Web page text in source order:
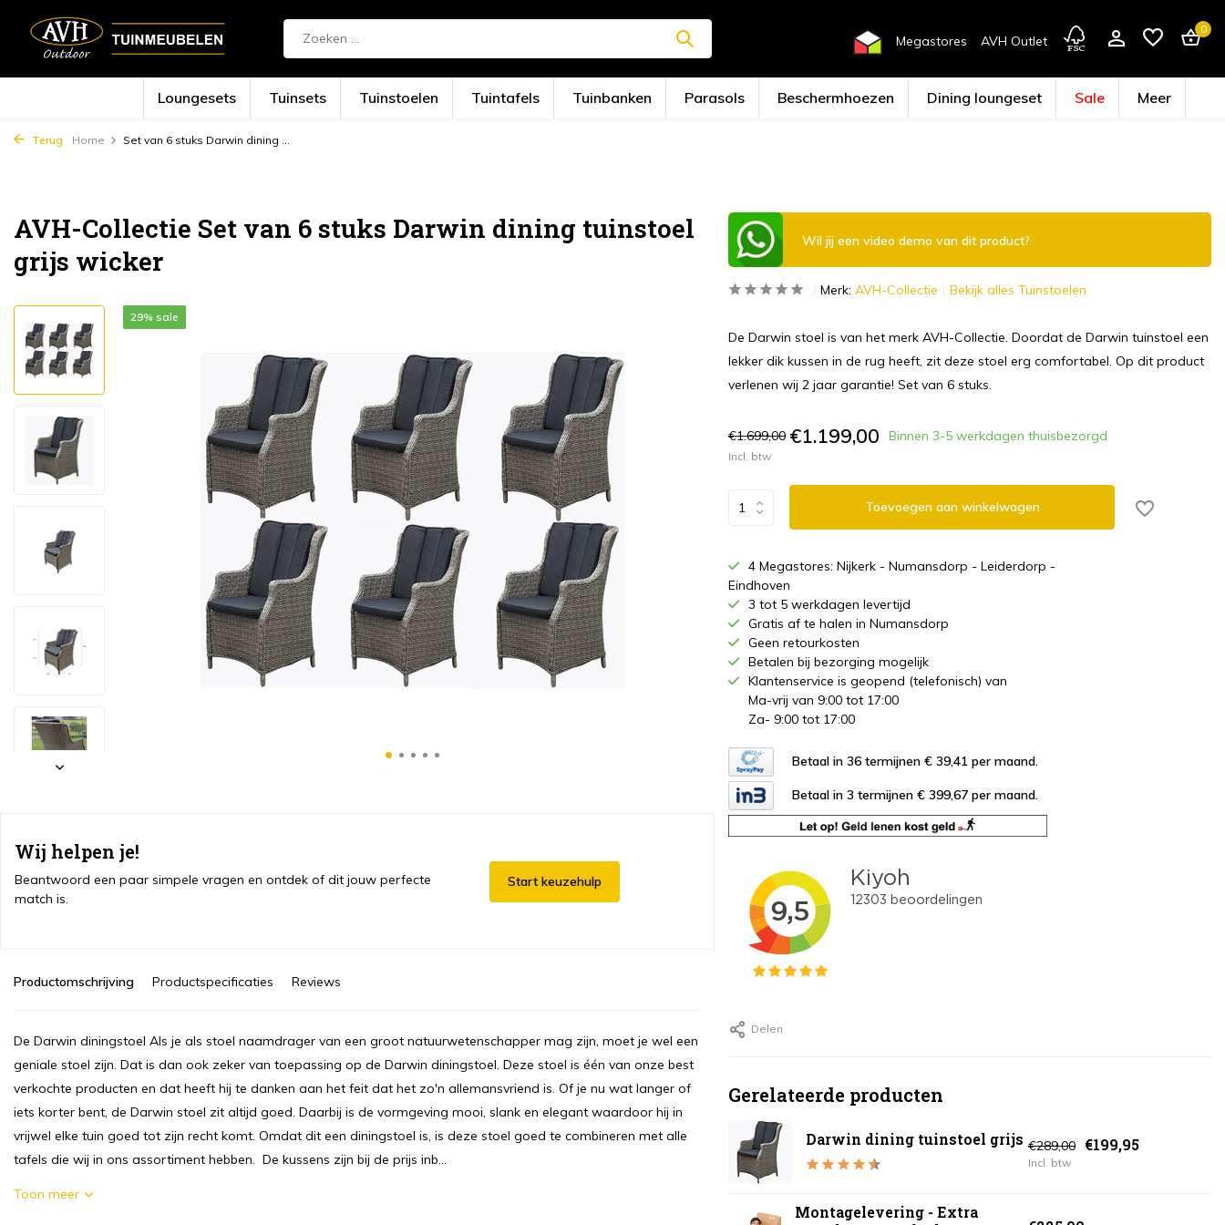
Megastores AVH Outlet
0
Loungesets Tuinsets Tuinstoelen Tuintafels Tuinbanken Parasols Beschermhoezen Dining loungeset Sale Meer
Terug Home Set van 6 stuks Darwin dining ...
AVH-Collectie Set van 6 stuks Darwin dining tuinstoel
grijs wicker
29% sale
Wij helpen je!
Beantwoord een paar simpele vragen en ontdek of dit jouw perfecte
match is.
Start keuzehulp
Productomschrijving Productspecificaties Reviews
De Darwin diningstoel Als je als stoel naamdrager van een groot natuurwetenschapper mag zijn, moet je wel een
geniale stoel zijn. Dat is dan ook zeker van toepassing op de Darwin diningstoel. Deze stoel is één van onze best
verkochte producten en dat heeft hij te danken aan het feit dat het zo'n allemansvriend is. Of je nu wat langer of
iets korter bent, de Darwin stoel zit altijd goed. Daarbij is de vormgeving mooi, slank en elegant waardoor hij in
vrijwel elke tuin goed tot zijn recht komt. Omdat dit een diningstoel is, is deze stoel goed te combineren met alle
tafels die wij in ons assortiment hebben. De kussens zijn bij de prijs inb...
Toon meer
Wil jij een video demo van dit product?
Merk: AVH-Collectie Bekijk alles Tuinstoelen
De Darwin stoel is van het merk AVH-Collectie. Doordat de Darwin tuinstoel een
lekker dik kussen in de rug heeft, zit deze stoel erg comfortabel. Op dit product
verlenen wij 2 jaar garantie! Set van 6 stuks.
€1.699,00 €1.199,00 Binnen 3-5 werkdagen thuisbezorgd
Incl. btw
Toevoegen aan winkelwagen
4 Megastores: Nijkerk - Numansdorp - Leiderdorp -
Eindhoven
3 tot 5 werkdagen levertijd
Gratis af te halen in Numansdorp
Geen retourkosten
Betalen bij bezorging mogelijk
Klantenservice is geopend (telefonisch) van
Ma-vrij van 9:00 tot 17:00
Za- 9:00 tot 17:00
Betaal in 36 termijnen € 39,41 per maand.
Betaal in 3 termijnen € 399,67 per maand.
Delen
Gerelateerde producten
Darwin dining tuinstoel grijs €289,00 €199,95
Incl. btw
Montagelevering - Extra